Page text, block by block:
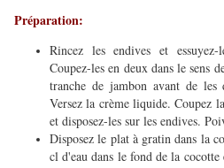
Préparation:
Rincez les endives et
Coupez-les en deux dans le sens
tranche de jambon avant de
Versez la crème liquide. Coupez
et disposez-les sur les endives.
Disposez le plat à gratin dans la
cl d'eau dans le fond de la